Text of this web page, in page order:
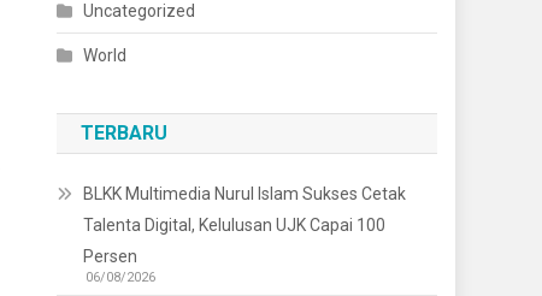
Uncategorized
World
TERBARU
BLKK Multimedia Nurul Islam Sukses Cetak
Talenta Digital, Kelulusan UJK Capai 100
Persen
06/08/2026